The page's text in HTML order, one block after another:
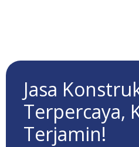
Jasa
Terpercaya,
Terjamin!